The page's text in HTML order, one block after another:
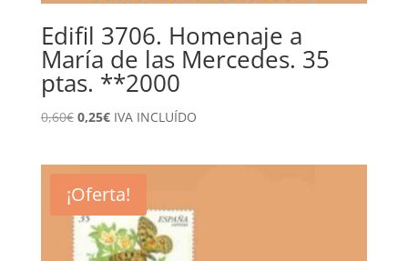
Edifil 3706. Homenaje a
María de las Mercedes. 35
ptas. **2000
0,60€ El
0,60€.
0,25€El
0,25€.
IVA INCLUÍDO
¡Oferta!